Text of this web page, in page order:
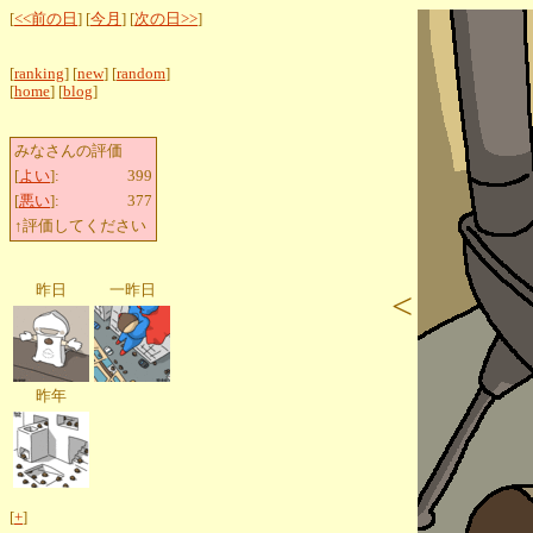
[<<前の日 ] [今月 ] [次の日>>]
[ranking] [new] [random]
[home] [blog]
みなさんの評価
[よい]:
399
[悪い]:
377
↑評価してください
昨日 一昨日
昨年
[+]
<